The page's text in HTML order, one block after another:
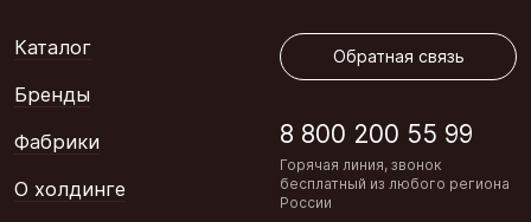
Каталог
Бренды
Фабрики
О холдинге
Обратная связь
8 800 200 55 99
Горячая линия, звонок
бесплатный из любого региона
России